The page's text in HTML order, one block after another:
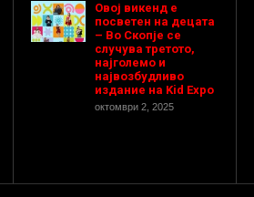
Овој викенд е
посветен на децата
– Во Скопје се
случува третото,
најголемо и
највозбудливо
издание на Kid Expo
октомври 2, 2025